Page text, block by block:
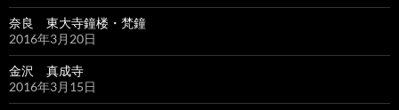
奈良 東大寺鐘楼・梵鐘
2016年3月20日
金沢 真成寺
2016年3月15日